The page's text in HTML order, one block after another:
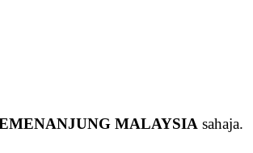
MALAYSIA sahaja.